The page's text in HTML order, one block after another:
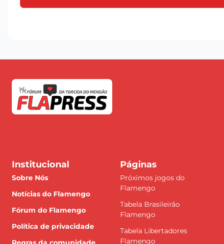
Institucional
Sobre Nós
Notícias do Flamengo
Fórum do Flamengo
Política de privacidade
Páginas
Próximos jogos do
Flamengo
Tabela Brasileirão
Flamengo
Tabela Libertadores
Flamengo